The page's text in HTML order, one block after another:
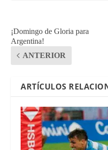
¡Domingo de Gloria para
Argentina!
ANTERIOR
ARTÍCULOS